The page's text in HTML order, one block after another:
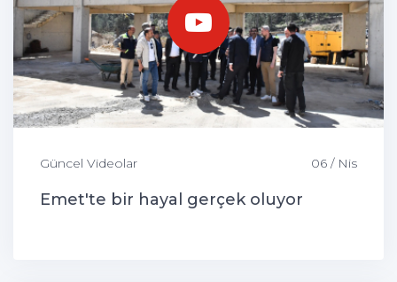
Güncel Videolar 06 / Nis
Emet'te bir hayal gerçek oluyor